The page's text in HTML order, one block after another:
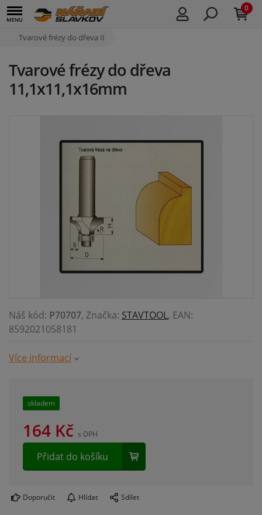
0
Tvarové frézy do dřeva II
Tvarové frézy do dřeva
11,1x11,1x16mm
Náš kód: P70707, Značka: STAVTOOL, EAN:
8592021058181
Více informací
skladem
164 Kč s DPH
Přidat do košíku
Doporučit Hlídat Sdílet